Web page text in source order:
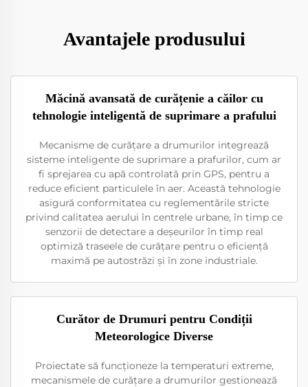
Avantajele produsului
Măcină avansată de curățenie a căilor cu
tehnologie inteligentă de suprimare a prafului
Mecanisme de curățare a drumurilor integrează
sisteme inteligente de suprimare a prafurilor, cum ar
fi sprejarea cu apă controlată prin GPS, pentru a
reduce eficient particulele în aer. Această tehnologie
asigură conformitatea cu reglementările stricte
privind calitatea aerului în centrele urbane, în timp ce
senzorii de detectare a deșeurilor în timp real
optimiză traseele de curățare pentru o eficiență
maximă pe autostrăzi și în zone industriale.
Curător de Drumuri pentru Condiții
Meteorologice Diverse
Proiectate să funcționeze la temperaturi extreme,
mecanismele de curățare a drumurilor gestionează